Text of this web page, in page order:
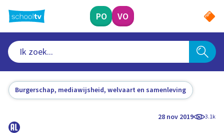
naar
hoofdinhoud
PO VO
Burgerschap, mediawijsheid, welvaart en samenleving
28 nov 2019 3.1k